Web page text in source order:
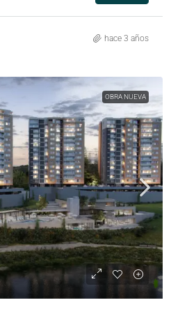
hace 3 años
OBRA NUEVA